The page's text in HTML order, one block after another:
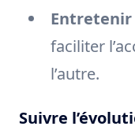
faciliter
l’autre.
Suivre